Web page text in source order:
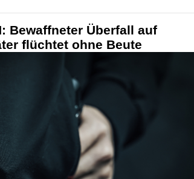
Bewaffneter Überfall auf
flüchtet ohne Beute